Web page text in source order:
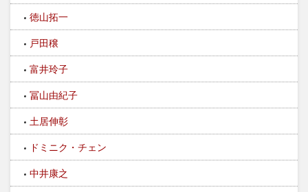
徳山拓一
戸田穣
富井玲子
冨山由紀子
土居伸彰
ドミニク・チェン
中井康之